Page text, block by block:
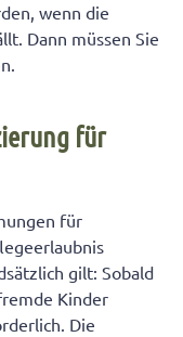
wenn die
Dann müssen Sie
für
für
gilt: Sobald
Kinder
Die